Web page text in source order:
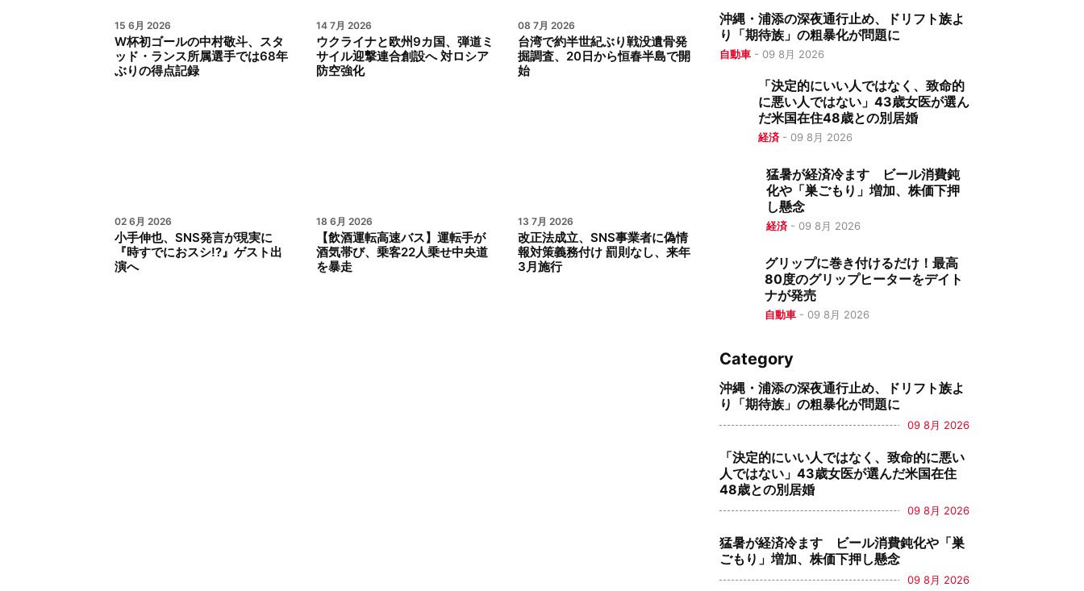
15 6月 2026
W杯初ゴールの中村敬斗、スタ
ッド・ランス所属選手では68年
ぶりの得点記録
14 7月 2026
ウクライナと欧州9カ国、弾道ミ
サイル迎撃連合創設へ 対ロシア
防空強化
08 7月 2026
台湾で約半世紀ぶり戦没遺骨発
掘調査、20日から恒春半島で開
始
02 6月 2026
小手伸也、SNS発言が現実に
『時すでにおスシ!?』ゲスト出
演へ
18 6月 2026
【飲酒運転高速バス】運転手が
酒気帯び、乗客22人乗せ中央道
を暴走
13 7月 2026
改正法成立、SNS事業者に偽情
報対策義務付け 罰則なし、来年
3月施行
沖縄・浦添の深夜通行止め、ドリフト族よ
り「期待族」の粗暴化が問題に
自動車 - 09 8月 2026
「決定的にいい人ではなく、致命的
に悪い人ではない」43歳女医が選ん
だ米国在住48歳との別居婚
経済- 09 8月 2026
猛暑が経済冷ます ビール消費鈍
化や「巣ごもり」増加、株価下押
し懸念
経済- 09 8月 2026
グリップに巻き付けるだけ！最高
80度のグリップヒーターをデイト
ナが発売
自動車 -09 8月 2026
Category
沖縄・浦添の深夜通行止め、ドリフト族よ
り「期待族」の粗暴化が問題に
09 8月 2026
「決定的にいい人ではなく、致命的に悪い
人ではない」43歳女医が選んだ米国在住
48歳との別居婚
09 8月 2026
猛暑が経済冷ます ビール消費鈍化や「巣
ごもり」増加、株価下押し懸念
09 8月 2026